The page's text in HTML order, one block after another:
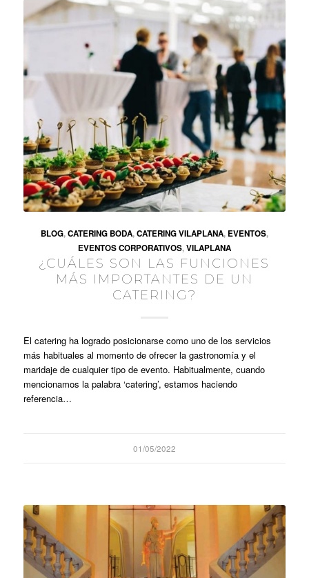
BLOG,CATERING BODA,CATERING VILAPLANA, EVENTOS,
EVENTOS CORPORATIVOS,VILAPLANA
¿CUÁLES SON LAS FUNCIONES
MÁS IMPORTANTES DE UN
CATERING?
El catering ha logrado posicionarse como uno de los servicios
más habituales al momento de ofrecer la gastronomía y el
maridaje de cualquier tipo de evento. Habitualmente, cuando
mencionamos la palabra ‘catering’, estamos haciendo
referencia…
01/05/2022